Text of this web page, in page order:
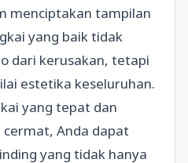
menciptakan tampilan
yang baik tidak
dari kerusakan, tetapi
estetika keseluruhan.
yang tepat dan
Anda dapat
yang tidak hanya